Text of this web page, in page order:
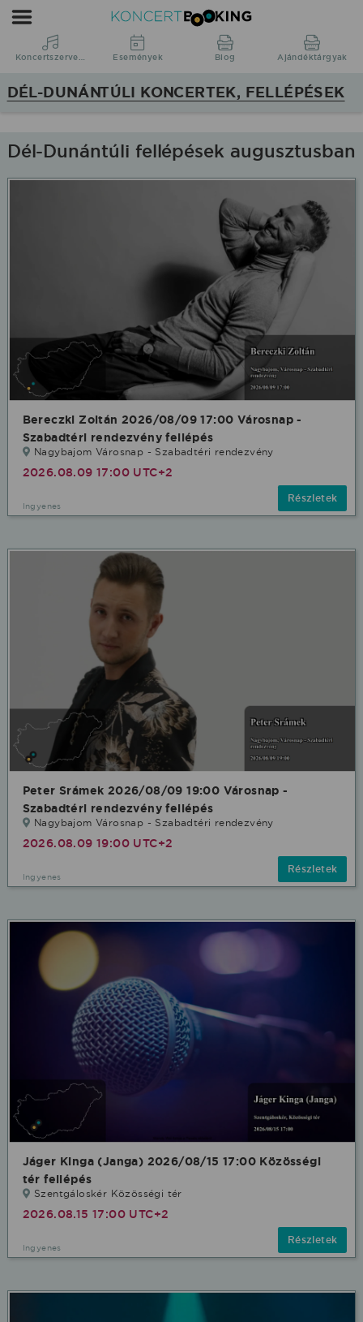
Koncertbooking
Koncertszervezés
Koncertek
Dunántúl
Koncertszervezés Események Blog Ajándéktárgyak
DÉL-DUNÁNTÚLI KONCERTEK, FELLÉPÉSEK
Dél-Dunántúli fellépések augusztusban
Bereczki Zoltán 2026/08/09 17:00 Városnap -
Szabadtéri rendezvény fellépés
Nagybajom Városnap - Szabadtéri rendezvény
2026.08.09 17:00 UTC+2
Ingyenes
Részletek
Peter Srámek 2026/08/09 19:00 Városnap -
Szabadtéri rendezvény fellépés
Nagybajom Városnap - Szabadtéri rendezvény
2026.08.09 19:00 UTC+2
Ingyenes
Részletek
Jáger Kinga (Janga) 2026/08/15 17:00 Közösségi
tér fellépés
Szentgáloskér Közösségi tér
2026.08.15 17:00 UTC+2
Ingyenes
Részletek